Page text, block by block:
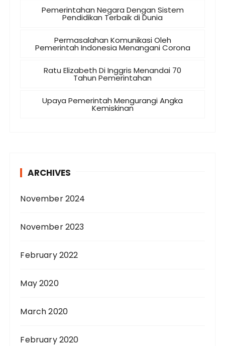
Pemerintahan Negara Dengan Sistem
Pendidikan Terbaik di Dunia
Permasalahan Komunikasi Oleh
Pemerintah Indonesia Menangani Corona
Ratu Elizabeth Di Inggris Menandai 70
Tahun Pemerintahan
Upaya Pemerintah Mengurangi Angka
Kemiskinan
ARCHIVES
November 2024
November 2023
February 2022
May 2020
March 2020
February 2020